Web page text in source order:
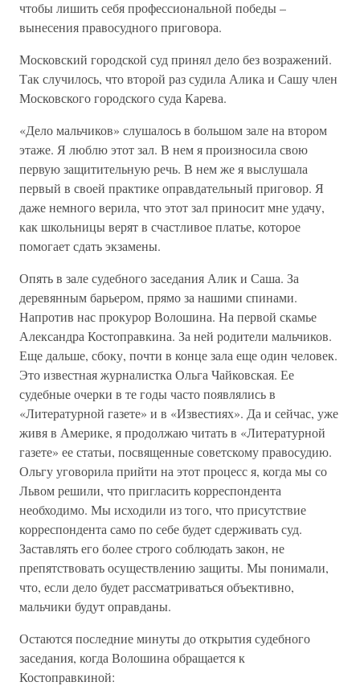
чтобы лишить себя профессиональной победы –
вынесения правосудного приговора.
Московский городской суд принял дело без возражений.
Так случилось, что второй раз судила Алика и Сашу член
Московского городского суда Карева.
«Дело мальчиков» слушалось в большом зале на втором
этаже. Я люблю этот зал. В нем я произносила свою
первую защитительную речь. В нем же я выслушала
первый в своей практике оправдательный приговор. Я
даже немного верила, что этот зал приносит мне удачу,
как школьницы верят в счастливое платье, которое
помогает сдать экзамены.
Опять в зале судебного заседания Алик и Саша. За
деревянным барьером, прямо за нашими спинами.
Напротив нас прокурор Волошина. На первой скамье
Александра Костоправкина. За ней родители мальчиков.
Еще дальше, сбоку, почти в конце зала еще один человек.
Это известная журналистка Ольга Чайковская. Ее
судебные очерки в те годы часто появлялись в
«Литературной газете» и в «Известиях». Да и сейчас, уже
живя в Америке, я продолжаю читать в «Литературной
газете» ее статьи, посвященные советскому правосудию.
Ольгу уговорила прийти на этот процесс я, когда мы со
Львом решили, что пригласить корреспондента
необходимо. Мы исходили из того, что присутствие
корреспондента само по себе будет сдерживать суд.
Заставлять его более строго соблюдать закон, не
препятствовать осуществлению защиты. Мы понимали,
что, если дело будет рассматриваться объективно,
мальчики будут оправданы.
Остаются последние минуты до открытия судебного
заседания, когда Волошина обращается к
Костоправкиной: